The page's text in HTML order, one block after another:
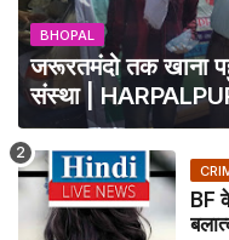
BHOPAL
जरूरतमंदो तक खाना
संस्था |
BF